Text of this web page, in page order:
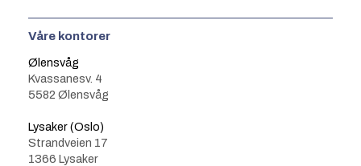
Våre kontorer
Ølensvåg
Kvassanesv. 4
5582 Ølensvåg
Lysaker (Oslo)
Strandveien 17
1366 Lysaker